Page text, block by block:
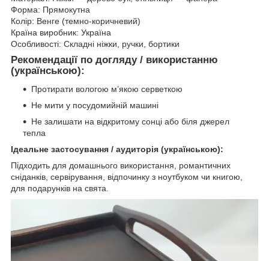
Форма: Прямокутна
Колір: Венге (темно-коричневий)
Країна виробник: Україна
Особливості: Складні ніжки, ручки, бортики
Рекомендації по догляду / використанню
(українською):
Протирати вологою м’якою серветкою
Не мити у посудомийній машині
Не залишати на відкритому сонці або біля джерел
тепла
Ідеальне застосування / аудиторія (українською):
Підходить для домашнього використання, романтичних
сніданків, сервірування, відпочинку з ноутбуком чи книгою,
для подарунків на свята.